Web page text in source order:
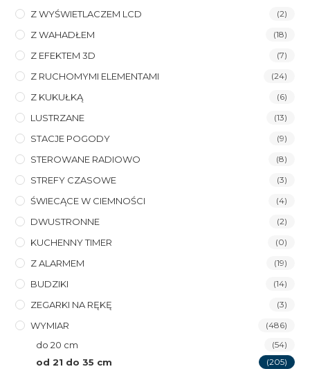
Z WYŚWIETLACZEM LCD (2)
Z WAHADŁEM (18)
Z EFEKTEM 3D (7)
Z RUCHOMYMI ELEMENTAMI (24)
Z KUKUŁKĄ (6)
LUSTRZANE (13)
STACJE POGODY (9)
STEROWANE RADIOWO (8)
STREFY CZASOWE (3)
ŚWIECĄCE W CIEMNOŚCI (4)
DWUSTRONNE (2)
KUCHENNY TIMER (0)
Z ALARMEM (19)
BUDZIKI (14)
ZEGARKI NA RĘKĘ (3)
WYMIAR (486)
do 20 cm (54)
od 21 do 35 cm (205)